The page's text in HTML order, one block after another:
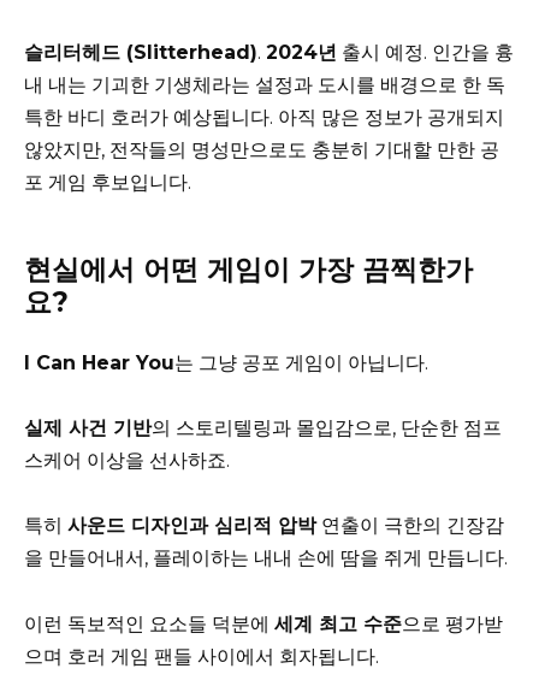
슬리터헤드 (Slitterhead). 2024년 출시 예정. 인간을 흉
내 내는 기괴한 기생체라는 설정과 도시를 배경으로 한 독
특한 바디 호러가 예상됩니다. 아직 많은 정보가 공개되지
않았지만, 전작들의 명성만으로도 충분히 기대할 만한 공
포 게임 후보입니다.
현실에서 어떤 게임이 가장 끔찍한가
요?
I Can Hear You는 그냥 공포 게임이 아닙니다.
실제 사건 기반의 스토리텔링과 몰입감으로, 단순한 점프
스케어 이상을 선사하죠.
특히 사운드 디자인과 심리적 압박연출이 극한의 긴장감
을 만들어내서, 플레이하는 내내 손에 땀을 쥐게 만듭니다.
이런 독보적인 요소들 덕분에 세계 최고 수준으로 평가받
으며 호러 게임 팬들 사이에서 회자됩니다.